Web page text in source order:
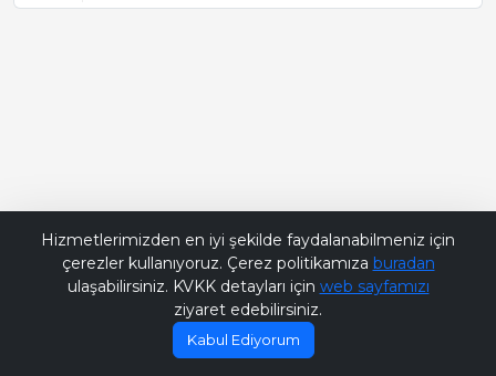
Hizmetlerimizden en iyi şekilde faydalanabilmeniz için
çerezler kullanıyoruz. Çerez politikamıza buradan
ulaşabilirsiniz. KVKK detayları için web sayfamızı
ziyaret edebilirsiniz.
Kabul Ediyorum
Bana Soru Sor | Ask Me